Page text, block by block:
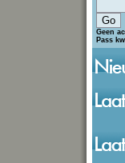
Geen
Pass